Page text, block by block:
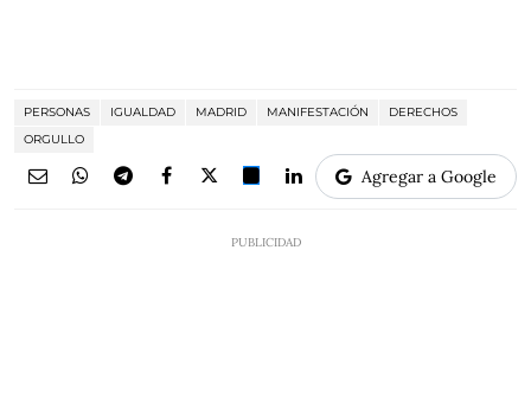
PERSONAS IGUALDAD MADRID MANIFESTACIÓN
DERECHOS
ORGULLO
Agregar a Google